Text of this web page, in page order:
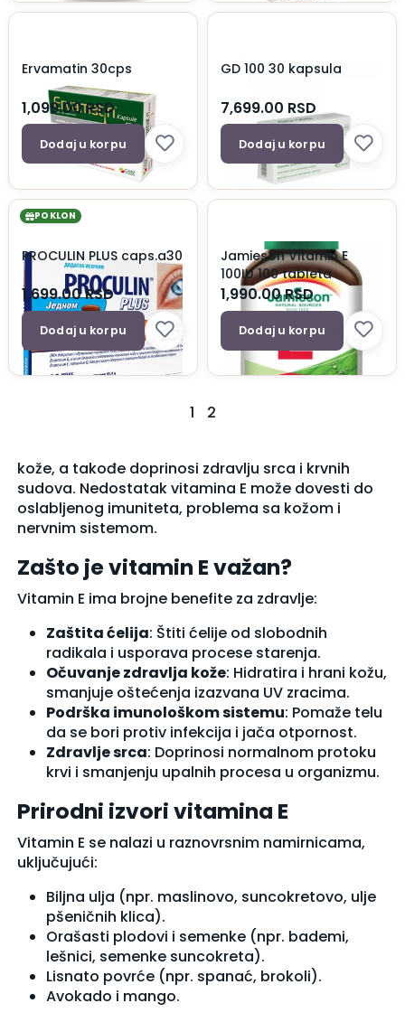
Ervamatin 30cps
1,099.00RSD
Dodaj u korpu
GD 100 30 kapsula
7,699.00 RSD
Dodaj u korpu
POKLON
PROCULIN PLUS caps.a30
1,699.00RSD
Dodaj u korpu
Jamieson Vitamin E
100IU 100 tableta
1,990.00RSD
Dodaj u korpu
1 2
kože, a takođe doprinosi zdravlju srca i krvnih
sudova. Nedostatak vitamina E može dovesti do
oslabljenog imuniteta, problema sa kožom i
nervnim sistemom.
Zašto je vitamin E važan?
Vitamin E ima brojne benefite za zdravlje:
Zaštita ćelija: Štiti ćelije od slobodnih
radikala i usporava procese starenja.
Očuvanje zdravlja kože: Hidratira i hrani kožu,
smanjuje oštećenja izazvana UV zracima.
Podrška imunološkom sistemu: Pomaže telu
da se bori protiv infekcija i jača otpornost.
Zdravlje srca: Doprinosi normalnom protoku
krvi i smanjenju upalnih procesa u organizmu.
Prirodni izvori vitamina E
Vitamin E se nalazi u raznovrsnim namirnicama,
uključujući:
Biljna ulja (npr. maslinovo, suncokretovo, ulje
pšeničnih klica).
Orašasti plodovi i semenke (npr. bademi,
lešnici, semenke suncokreta).
Lisnato povrće (npr. spanać, brokoli).
Avokado i mango.